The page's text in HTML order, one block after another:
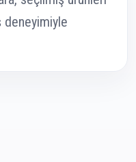
deneyimiyle